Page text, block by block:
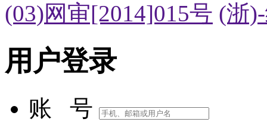
(03)网审[2014]015号 (浙
用户登录
账 号